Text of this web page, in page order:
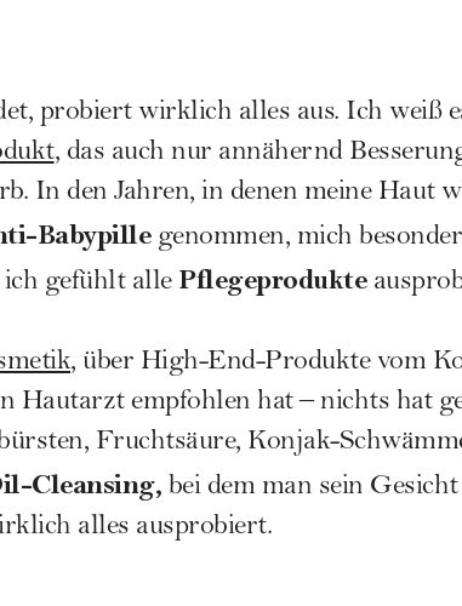
probiert wirklich alles aus. Ich weiß
, das auch nur annähernd
In den Jahren, in denen meine Haut
Babypillegenommen, mich
ich gefühlt alle Pflegeprodukte
, über High-End-Produkte vom
Hautarzt empfohlen hat – nichts hat
Fruchtsäure, Konjak-
Cleansing, bei dem man sein
alles ausprobiert.